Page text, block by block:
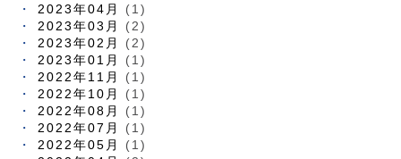
2023年04月
(1)
2023年03月
(2)
2023年02月
(2)
2023年01月
(1)
2022年11月
(1)
2022年10月
(1)
2022年08月
(1)
2022年07月
(1)
2022年05月
(1)